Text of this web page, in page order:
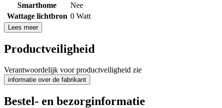
Smarthome
Nee
Wattage lichtbron 0 Watt
Lees meer
Productveiligheid
Verantwoordelijk voor productveiligheid zie
informatie over de fabrikant
Bestel- en bezorginformatie